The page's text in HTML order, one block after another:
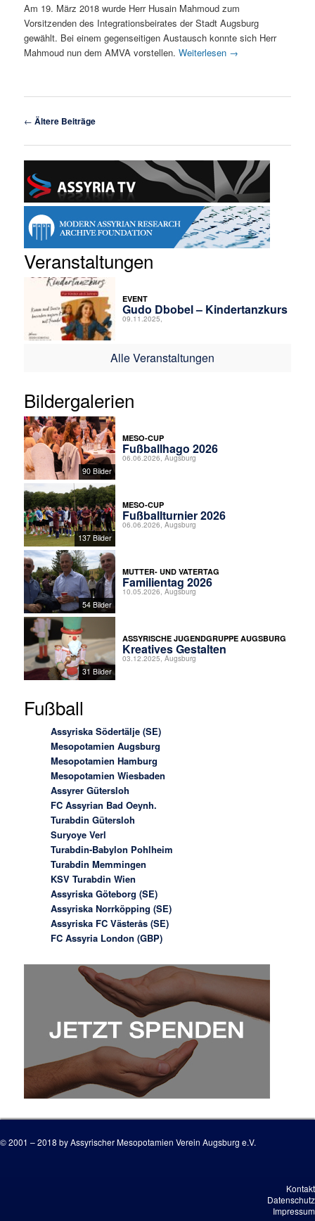
Am 19. März 2018 wurde Herr Husain Mahmoud zum
Vorsitzenden des Integrationsbeirates der Stadt Augsburg
gewählt. Bei einem gegenseitigen Austausch konnte sich Herr
Mahmoud nun dem AMVA vorstellen.Weiterlesen →
Beitragsnavigation
← Ältere Beiträge
Veranstaltungen
EVENT
Gudo Dbobel – Kindertanzkurs
09.11.2025,
Alle Veranstaltungen
Bildergalerien
90 Bilder
MESO-CUP
Fußballhago 2026
06.06.2026, Augsburg
137 Bilder
MESO-CUP
Fußballturnier 2026
06.06.2026, Augsburg
54 Bilder
MUTTER- UND VATERTAG
Familientag 2026
10.05.2026, Augsburg
31 Bilder
ASSYRISCHE JUGENDGRUPPE AUGSBURG
Kreatives Gestalten
03.12.2025, Augsburg
Fußball
Assyriska Södertälje (SE)
Mesopotamien Augsburg
Mesopotamien Hamburg
Mesopotamien Wiesbaden
Assyrer Gütersloh
FC Assyrian Bad Oeynh.
Turabdin Gütersloh
Suryoye Verl
Turabdin-Babylon Pohlheim
Turabdin Memmingen
KSV Turabdin Wien
Assyriska Göteborg (SE)
Assyriska Norrköpping (SE)
Assyriska FC Västerås (SE)
FC Assyria London (GBP)
© 2001 – 2018 by Assyrischer Mesopotamien Verein Augsburg e.V.
Kontakt
Datenschutz
Impressum